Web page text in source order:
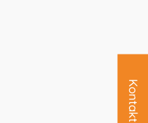
Kontakt